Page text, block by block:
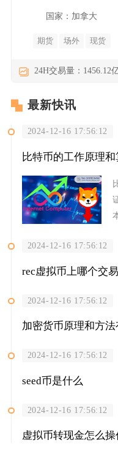
国家：加拿大
期货 场外 现货
24H交易量：1456.12
最新快讯
2024-12-16 17:56:12
比特币的工作原理
2024-12-16 17:56:12
rec虚拟币上哪个交
2024-12-16 17:56:12
加密货币原理和方
2024-12-16 17:56:12
seed币是什么
2024-12-16 17:56:12
虚拟币转现金怎么操